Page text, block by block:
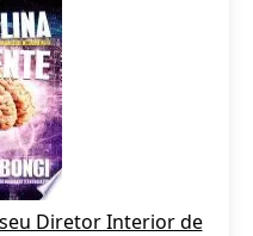
Diretor Interior de